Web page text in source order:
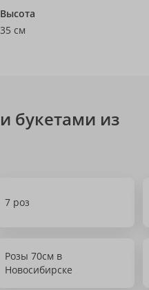
Высота
35 см
букетами из
7 роз
Розы 70см в
Новосибирске